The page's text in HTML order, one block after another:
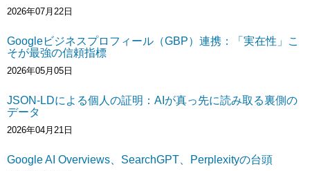
2026年07月22日
Googleビジネスプロフィール（GBP）連携：「実在性」こ
そが最強の信頼指標
2026年05月05日
JSON-LDによる個人の証明：AIが真っ先に読み取る裏側の
データ
2026年04月21日
Google AI Overviews、SearchGPT、Perplexityの台頭